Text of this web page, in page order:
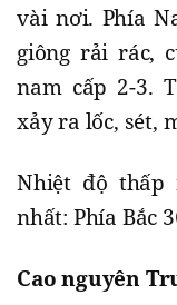
vài nơi. Phía
giông rải rác,
nam cấp 2-3.
xảy ra lốc, sét,
Nhiệt độ thấp
nhất: Phía Bắc
Cao nguyên